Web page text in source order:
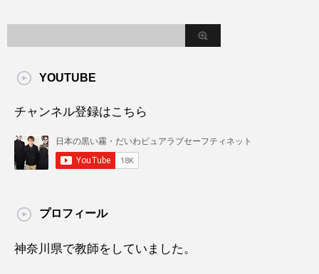
YOUTUBE
チャンネル登録はこちら
プロフィール
神奈川県で教師をしていました。